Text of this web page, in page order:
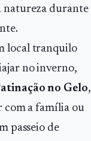
natureza durante
local tranquilo
no inverno,
no Gelo,
com a família ou
passeio de